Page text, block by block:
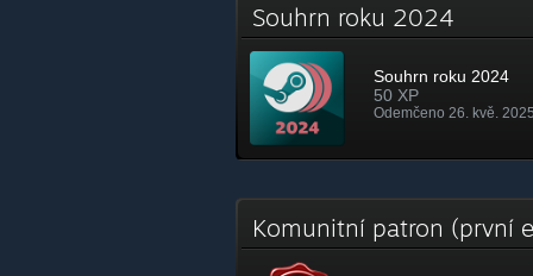
Souhrn roku 2024
Souhrn roku 2024
50 XP
Odemčeno 26. kvě.
Komunitní patron (první